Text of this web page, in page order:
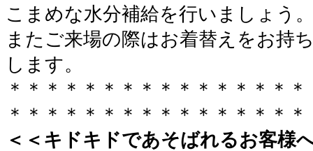
こまめな水分補給を行いましょう
またご来場の際はお着替えをお持
します。
＊＊＊＊＊＊＊＊＊＊＊＊＊＊＊
＊＊＊＊＊＊＊＊＊＊＊＊＊＊＊＊
＜＜キドキドであそばれるお客様